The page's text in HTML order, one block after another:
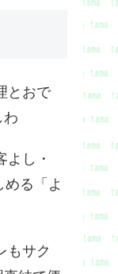
とおで
わ
よし・
る「よ
もサク